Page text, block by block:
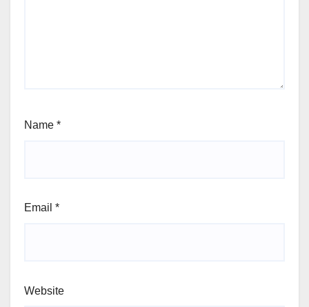
Name *
Email *
Website